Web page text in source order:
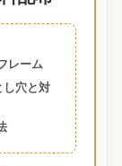
レーム
し穴と対